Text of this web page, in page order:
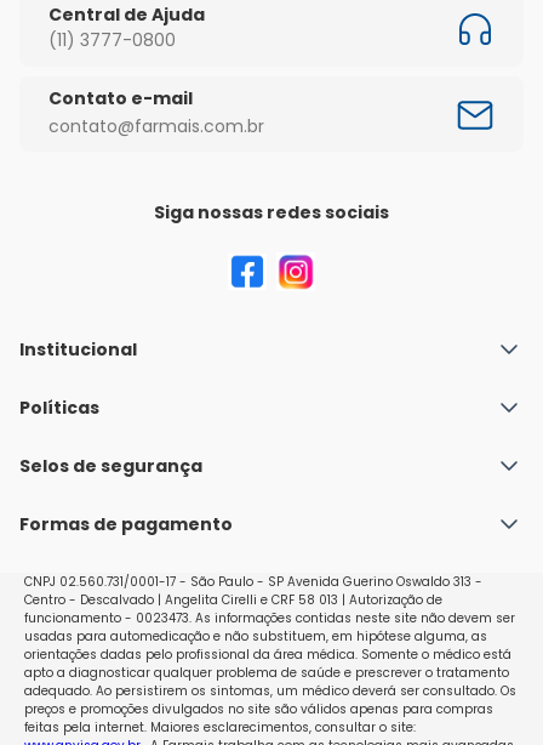
Central de Ajuda
(11) 3777-0800
Contato e-mail
contato@farmais.com.br
Siga nossas redes sociais
Institucional
Quem Somos
Nossas lojas
Políticas
Política de Envio
Políticas de Trocas e Devoluções
Selos de segurança
Formas de pagamento
CNPJ 02.560.731/0001-17 - São Paulo - SP Avenida Guerino Oswaldo 313 -
Centro - Descalvado | Angelita Cirelli e CRF 58 013 | Autorização de
funcionamento - 0023473. As informações contidas neste site não devem ser
usadas para automedicação e não substituem, em hipótese alguma, as
orientações dadas pelo profissional da área médica. Somente o médico está
apto a diagnosticar qualquer problema de saúde e prescrever o tratamento
adequado. Ao persistirem os sintomas, um médico deverá ser consultado. Os
preços e promoções divulgados no site são válidos apenas para compras
feitas pela internet. Maiores esclarecimentos, consultar o site: